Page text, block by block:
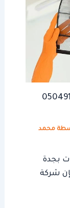
بجدة 0504918300
محمد
بجدة
شركة